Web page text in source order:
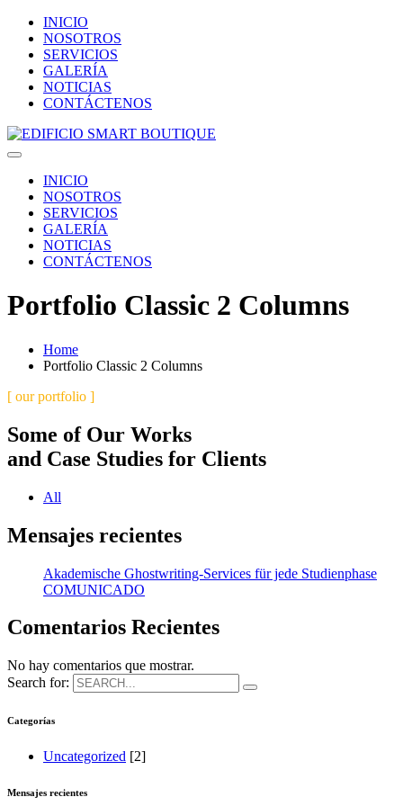
INICIO
NOSOTROS
SERVICIOS
GALERÍA
NOTICIAS
CONTÁCTENOS
INICIO
NOSOTROS
SERVICIOS
GALERÍA
NOTICIAS
CONTÁCTENOS
Portfolio Classic 2 Columns
Home
Portfolio Classic 2 Columns
[ our portfolio ]
Some of Our Works
and Case Studies for Clients
All
Mensajes recientes
Akademische Ghostwriting-Services für jede Studienphase
COMUNICADO
Comentarios Recientes
No hay comentarios que mostrar.
Search for:
Categorías
Uncategorized [2]
Mensajes recientes